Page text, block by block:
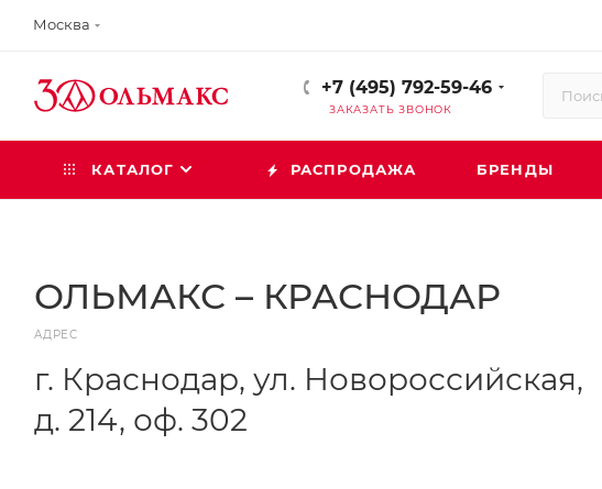
Москва
+7 (495) 792-59-46
ЗАКАЗАТЬ ЗВОНОК
КАТАЛОГ РАСПРОДАЖА БРЕНДЫ
ОЛЬМАКС – КРАСНОДАР
АДРЕС
г. Краснодар, ул. Новороссийская,
д. 214, оф. 302